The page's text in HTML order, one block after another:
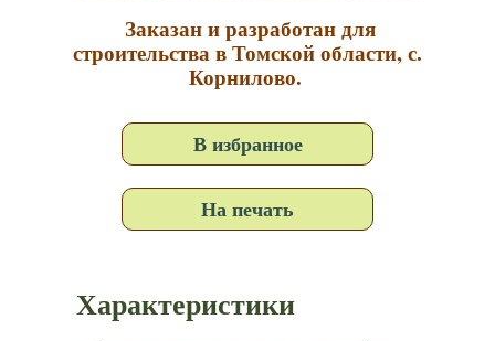
Заказан и разработан для
строительства в Томской области, с.
Корнилово.
В избранное
На печать
Характеристики